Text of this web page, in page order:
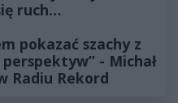
ruch
pokazać szachy z
- Michał
Radiu Rekord